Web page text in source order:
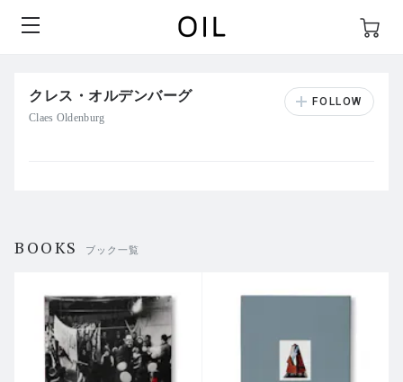
クレス・オルデンバーグ
Claes Oldenburg
BOOKS ブック一覧